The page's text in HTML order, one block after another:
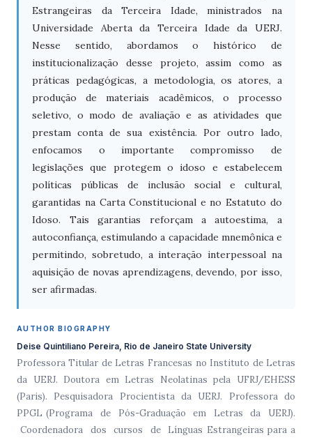
Estrangeiras da Terceira Idade, ministrados na
Universidade Aberta da Terceira Idade da UERJ.
Nesse sentido, abordamos o histórico de
institucionalização desse projeto, assim como as
práticas pedagógicas, a metodologia, os atores, a
produção de materiais acadêmicos, o processo
seletivo, o modo de avaliação e as atividades que
prestam conta de sua existência. Por outro lado,
enfocamos o importante compromisso de
legislações que protegem o idoso e estabelecem
políticas públicas de inclusão social e cultural,
garantidas na Carta Constitucional e no Estatuto do
Idoso. Tais garantias reforçam a autoestima, a
autoconfiança, estimulando a capacidade mnemônica e
permitindo, sobretudo, a interação interpessoal na
aquisição de novas aprendizagens, devendo, por isso,
ser afirmadas.
AUTHOR BIOGRAPHY
Deise Quintiliano Pereira, Rio de Janeiro State University
Professora Titular de Letras Francesas no Instituto de Letras
da UERJ. Doutora em Letras Neolatinas pela UFRJ/EHESS
(Paris). Pesquisadora Procientista da UERJ. Professora do
PPGL (Programa de Pós-Graduação em Letras da UERJ).
Coordenadora dos cursos de Línguas Estrangeiras para a